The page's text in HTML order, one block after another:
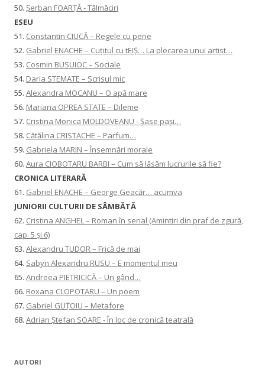
50. Șerban FOARȚĂ - Tălmăciri
ESEU
51. Constantin CIUCĂ – Regele cu pene
52. Gabriel ENACHE – Cuțitul cu tEIȘ… La plecarea unui artist…
53. Cosmin BUSUIOC – Sociale
54. Daria STEMATE – Scrisul mic
55. Alexandra MOCANU – O apă mare
56. Mariana OPREA STATE – Dileme
57. Cristina Monica MOLDOVEANU - Șase pași…
58. Cătălina CRISTACHE – Parfum…
59. Gabriela MARIN – Însemnări morale
60. Aura CIOBOTARU BARBI – Cum să lăsăm lucrurile să fie?
CRONICA LITERARĂ
61. Gabriel ENACHE – George Geacăr… acumva
JUNIORII CULTURII DE SÂMBĂTĂ
62. Cristina ANGHEL – Roman în serial (Amintiri din praf de zgură,
cap. 5 și 6)
63. Alexandru TUDOR – Frică de mai
64. Sabyn Alexandru RUSU – E momentul meu
65. Andreea PIETRICICĂ – Un gând…
66. Roxana CLOPOTARU – Un poem
67. Gabriel GUȚOIU – Metafore
68. Adrian Ștefan SOARE - În loc de cronică teatrală
AUTORI